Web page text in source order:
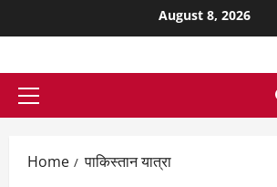
August 8, 2026
Home पाकिस्तान यात्रा